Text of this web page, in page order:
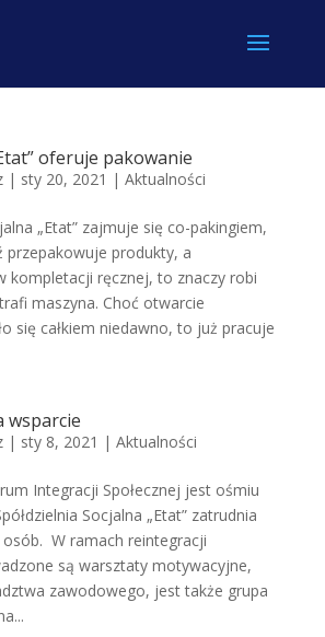
oferuje pakowanie
| sty 20, 2021 | Aktualności
„Etat” zajmuje się co-pakingiem,
przepakowuje produkty, a
kompletacji ręcznej, to znaczy robi
maszyna. Choć otwarcie
się całkiem niedawno, to już pracuje
wsparcie
| sty 8, 2021 | Aktualności
Integracji Społecznej jest ośmiu
Socjalna „Etat” zatrudnia
W ramach reintegracji
są warsztaty motywacyjne,
zawodowego, jest także grupa